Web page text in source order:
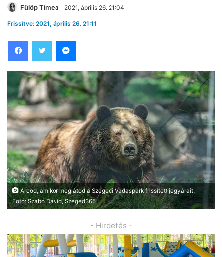
Fülöp Tímea 2021, április 26. 21:04
Frissítve: 2021, április 26. 21:11
Arcod, amikor meglátod a Szegedi Vadaspark frissített jegyárait.
Fotó: Szabó Dávid, Szeged365
- Hirdetés -